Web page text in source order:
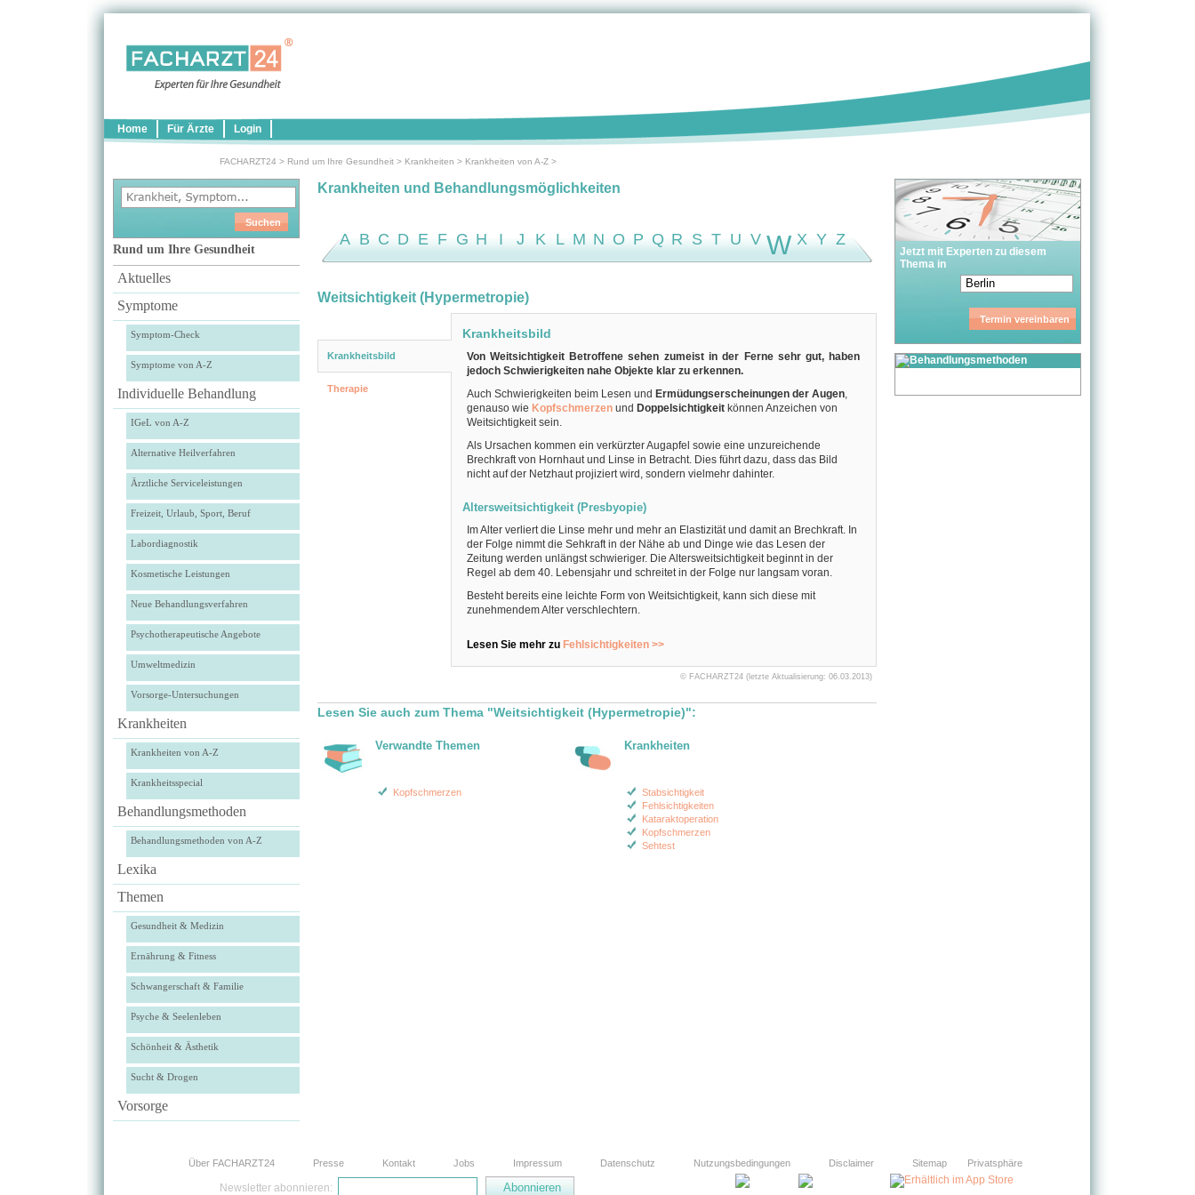
Home Für Ärzte Login
FACHARZT24 > Rund um Ihre Gesundheit> Krankheiten > Krankheiten von A-Z>
Rund um Ihre Gesundheit
Aktuelles
Symptome
Symptom-Check
Symptome von A-Z
Individuelle Behandlung
IGeL von A-Z
Alternative Heilverfahren
Ärztliche Serviceleistungen
Freizeit, Urlaub, Sport, Beruf
Labordiagnostik
Kosmetische Leistungen
Neue Behandlungsverfahren
Psychotherapeutische Angebote
Umweltmedizin
Vorsorge-Untersuchungen
Krankheiten
Krankheiten von A-Z
Krankheitsspecial
Behandlungsmethoden
Behandlungsmethoden von A-Z
Lexika
Themen
Gesundheit & Medizin
Ernährung & Fitness
Schwangerschaft & Familie
Psyche & Seelenleben
Schönheit & Ästhetik
Sucht & Drogen
Vorsorge
Jetzt mit Experten zu diesem
Thema in
Krankheiten und Behandlungsmöglichkeiten
A B C D E F G H I J K L M N O P Q R S T U V W X Y Z
Weitsichtigkeit (Hypermetropie)
Krankheitsbild
Therapie
Krankheitsbild
Von Weitsichtigkeit Betroffene sehen zumeist in der Ferne sehr gut, haben
jedoch Schwierigkeiten nahe Objekte klar zu erkennen.
Auch Schwierigkeiten beim Lesen und Ermüdungserscheinungen der Augen,
genauso wie Kopfschmerzenund Doppelsichtigkeitkönnen Anzeichen von
Weitsichtigkeit sein.
Als Ursachen kommen ein verkürzter Augapfel sowie eine unzureichende
Brechkraft von Hornhaut und Linse in Betracht. Dies führt dazu, dass das Bild
nicht auf der Netzhaut projiziert wird, sondern vielmehr dahinter.
Altersweitsichtigkeit (Presbyopie)
Im Alter verliert die Linse mehr und mehr an Elastizität und damit an Brechkraft. In
der Folge nimmt die Sehkraft in der Nähe ab und Dinge wie das Lesen der
Zeitung werden unlängst schwieriger. Die Altersweitsichtigkeit beginnt in der
Regel ab dem 40. Lebensjahr und schreitet in der Folge nur langsam voran.
Besteht bereits eine leichte Form von Weitsichtigkeit, kann sich diese mit
zunehmendem Alter verschlechtern.
Lesen Sie mehr zu Fehlsichtigkeiten >>
© FACHARZT24 (letzte Aktualisierung: 06.03.2013)
Lesen Sie auch zum Thema "Weitsichtigkeit (Hypermetropie)":
Verwandte Themen
Kopfschmerzen
Krankheiten
Stabsichtigkeit
Fehlsichtigkeiten
Kataraktoperation
Kopfschmerzen
Sehtest
Über FACHARZT24 Presse Kontakt Jobs Impressum Datenschutz Nutzungsbedingungen Disclaimer Sitemap Privatsphäre
Newsletter abonnieren: